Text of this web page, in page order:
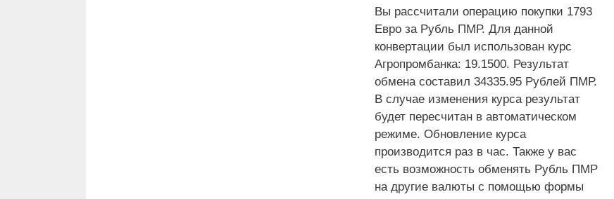
Вы рассчитали операцию покупки 1793
Евро за Рубль ПМР. Для данной
конвертации был использован курс
Агропромбанка: 19.1500. Результат
обмена составил 34335.95 Рублей ПМР.
В случае изменения курса результат
будет пересчитан в автоматическом
режиме. Обновление курса
производится раз в час. Также у вас
есть возможность обменять Рубль ПМР
на другие валюты с помощью формы